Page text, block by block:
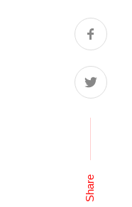
Share